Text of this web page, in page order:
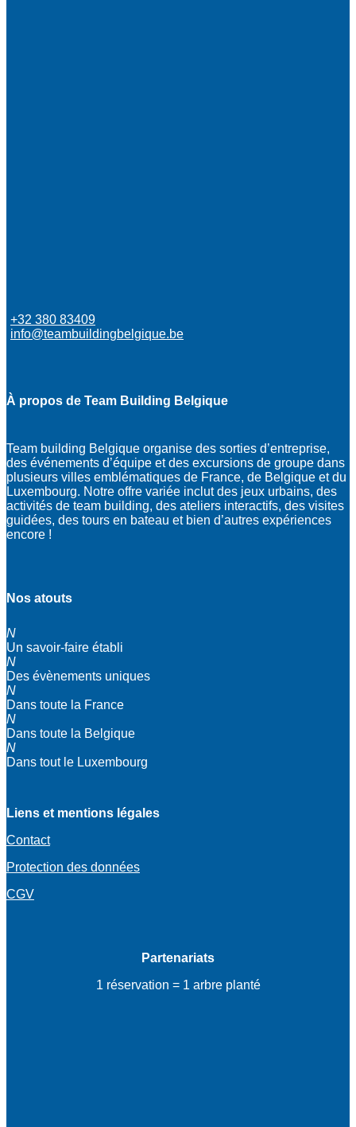
+32 380 83409
info@teambuildingbelgique.be
À propos de Team Building Belgique
Team building Belgique organise des sorties d’entreprise,
des événements d’équipe et des excursions de groupe dans
plusieurs villes emblématiques de France, de Belgique et du
Luxembourg. Notre offre variée inclut des jeux urbains, des
activités de team building, des ateliers interactifs, des visites
guidées, des tours en bateau et bien d’autres expériences
encore !
Nos atouts
N
Un savoir-faire établi
N
Des évènements uniques
N
Dans toute la France
N
Dans toute la Belgique
N
Dans tout le Luxembourg
Liens et mentions légales
Contact
Protection des données
CGV
Partenariats
1 réservation = 1 arbre planté